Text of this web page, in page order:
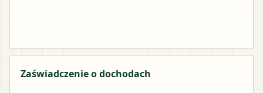
Zaświadczenie o dochodach